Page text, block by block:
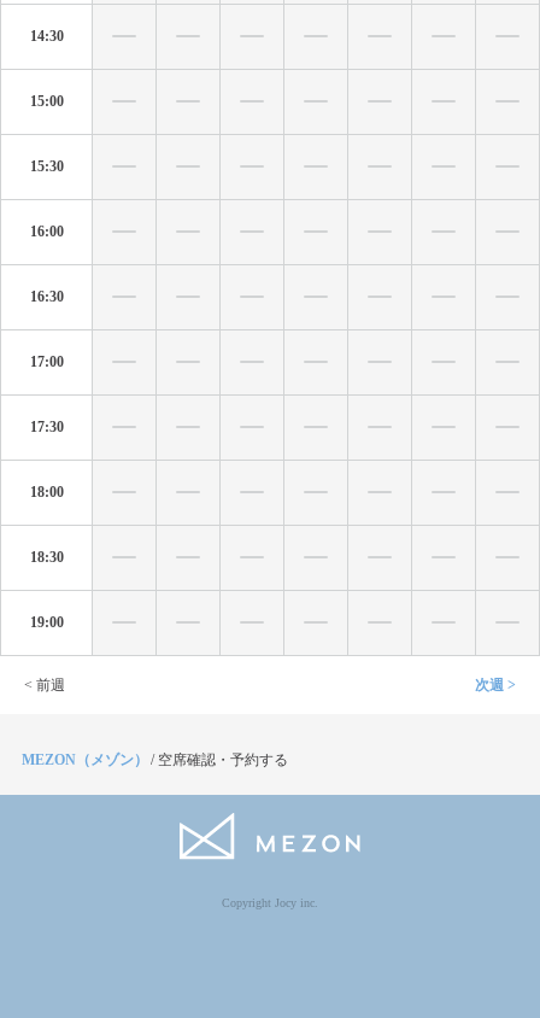
14:30
15:00
15:30
16:00
16:30
17:00
17:30
18:00
18:30
19:00
< 前週 次週 >
MEZON（メゾン） / 空席確認・予約する
Copyright Jocy inc.